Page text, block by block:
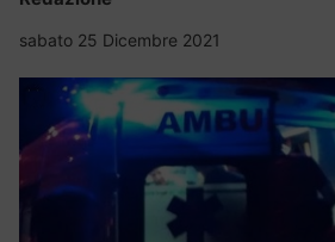
sabato 25 Dicembre 2021